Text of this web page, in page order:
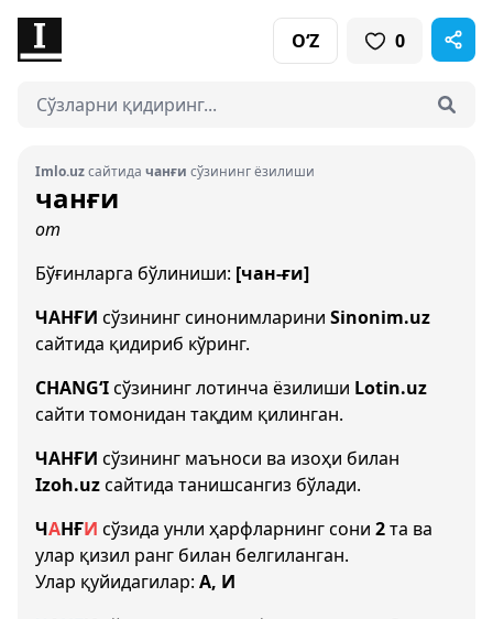
O‘Z 0
Imlo.uzсайтида чанғи сўзининг ёзилиши
чанғи
от
Бўғинларга бўлиниши: [чан-ғи]
ЧАНҒИ сўзининг синонимларини Sinonim.uz
сайтида қидириб кўринг.
CHANG‘Iсўзининг лотинча ёзилиши Lotin.uz
сайти томонидан тақдим қилинган.
ЧАНҒИ сўзининг маъноси ва изоҳи билан
Izoh.uzсайтида танишсангиз бўлади.
ЧАНҒИ сўзида унли ҳарфларнинг сони 2та ва
улар қизил ранг билан белгиланган.
Улар қуйидагилар: А, И